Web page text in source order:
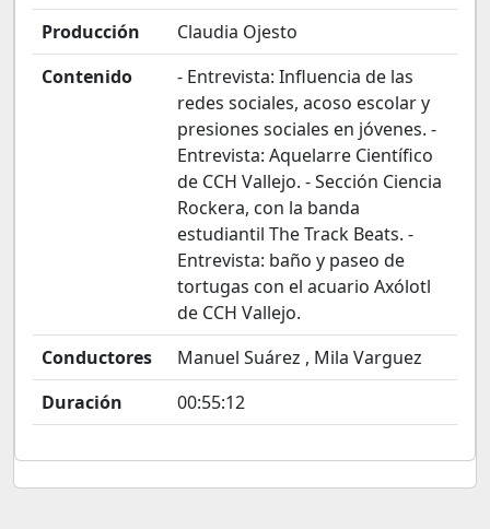
Producción
Claudia Ojesto
Contenido
- Entrevista: Influencia de las
redes sociales, acoso escolar y
presiones sociales en jóvenes. -
Entrevista: Aquelarre Científico
de CCH Vallejo. - Sección Ciencia
Rockera, con la banda
estudiantil The Track Beats. -
Entrevista: baño y paseo de
tortugas con el acuario Axólotl
de CCH Vallejo.
Conductores
Manuel Suárez , Mila Varguez
Duración
00:55:12